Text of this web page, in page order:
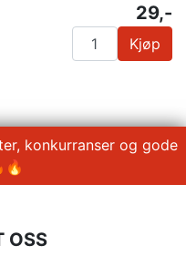
29,-
Kjøp
konkurranser og gode
OSS